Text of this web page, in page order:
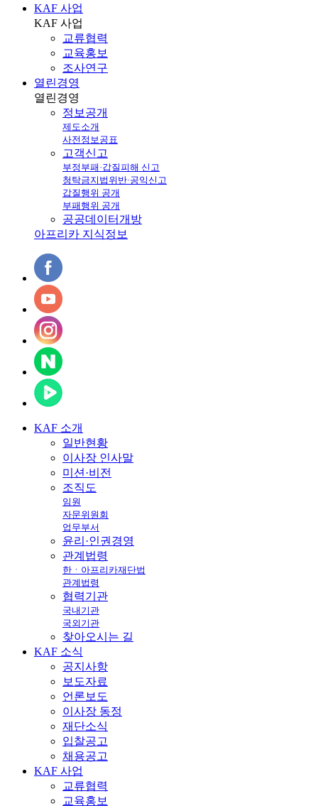
KAF 사업
KAF 사업
교류협력
교육홍보
조사연구
열린경영
열린경영
정보공개
제도소개
사전정보공표
고객신고
부정부패·갑질피해 신고
청탁금지법위반·공익신고
갑질행위 공개
부패행위 공개
공공데이터개방
아프리카 지식정보
KAF 소개
일반현황
이사장 인사말
미션·비전
조직도
임원
자문위원회
업무부서
윤리·인권경영
관계법령
한ㆍ아프리카재단법
관계법령
협력기관
국내기관
국외기관
찾아오시는 길
KAF 소식
공지사항
보도자료
언론보도
이사장 동정
재단소식
입찰공고
채용공고
KAF 사업
교류협력
교육홍보